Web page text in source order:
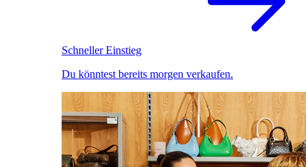
Schneller Einstieg
Du könntest bereits morgen verkaufen.